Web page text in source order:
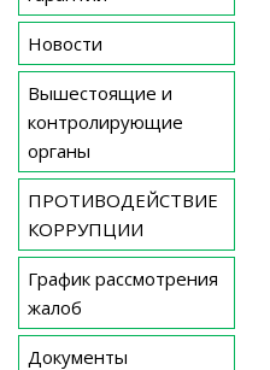
Новости
Вышестоящие и
контролирующие
органы
ПРОТИВОДЕЙСТВИЕ
КОРРУПЦИИ
График рассмотрения
жалоб
Документы